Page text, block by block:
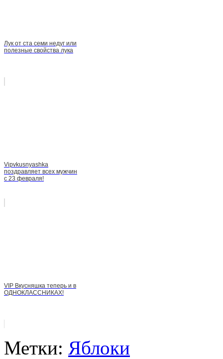
Лук от ста семи недуг или
полезные свойства лука
Vipvkusnyashka
поздравляет всех мужчин
с 23 февраля!
VIP Вкусняшка теперь и в
ОДНОКЛАССНИКАХ!
Метки: Яблоки